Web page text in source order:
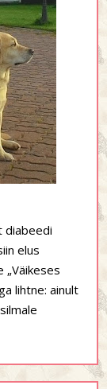
diabeedi
elus
„Väikeses
lihtne: ainult